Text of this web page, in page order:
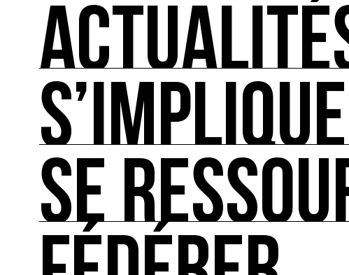
ACTUALITÉS
L'actualité française et internationale des rendez-
S’IMPLIQUER
Les bonnes pratiques, guides et outils pour réduire
SE
SE RESSOURCER
Les ressources théoriques et inspirantes sur les